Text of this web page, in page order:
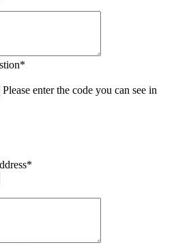
*
Please enter the code you can see in
*